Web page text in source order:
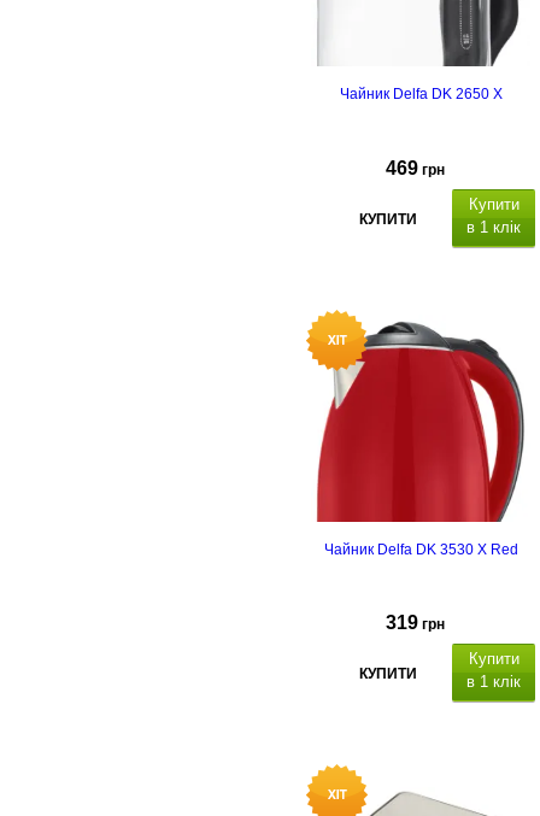
Чайник Delfa DK 2650 X
469 грн
КУПИТИ
Купити
в 1 клік
Чайник Delfa DK 3530 X Red
319 грн
КУПИТИ
Купити
в 1 клік